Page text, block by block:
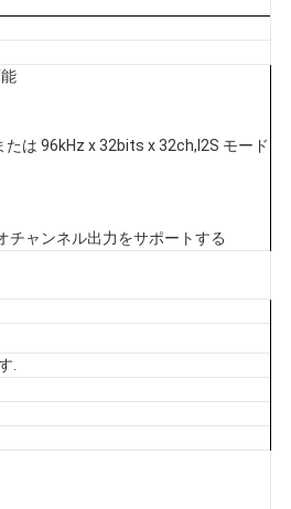
は 96kHz x 32bits x 32ch,I2S モード
チャンネル出力をサポートする
.